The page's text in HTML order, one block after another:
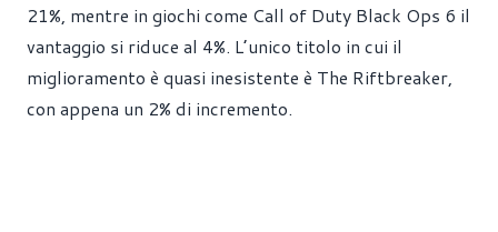
21%, mentre in giochi come Call of Duty Black Ops 6 il
vantaggio si riduce al 4%. L’unico titolo in cui il
miglioramento è quasi inesistente è The Riftbreaker,
con appena un 2% di incremento.